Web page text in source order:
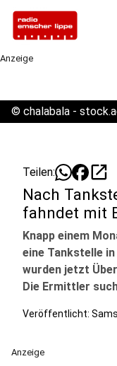
Anzeige
© chalabala -
Teilen: open_in_new
Nach
fahndet mit
Knapp einem
eine Tankstelle
wurden jetzt
Die Ermittler
Veröffentlicht:
Anzeige